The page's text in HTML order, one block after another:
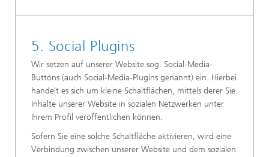
5. Social Plugins
Wir setzen auf unserer Website sog. Social-Media-
Buttons (auch Social-Media-Plugins genannt) ein. Hierbei
handelt es sich um kleine Schaltflächen, mittels derer Sie
Inhalte unserer Website in sozialen Netzwerken unter
Ihrem Profil veröffentlichen können.
Sofern Sie eine solche Schaltfläche aktivieren, wird eine
Verbindung zwischen unserer Website und dem sozialen